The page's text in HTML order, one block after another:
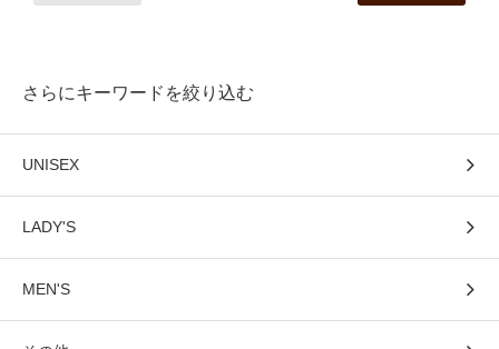
さらにキーワードを絞り込む
UNISEX
LADY'S
MEN'S